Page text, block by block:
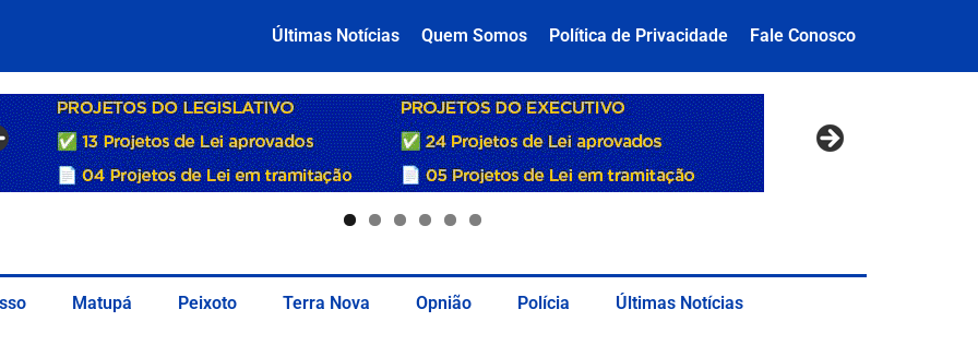
Últimas Notícias Quem Somos Política de Privacidade Fale Conosco
Matupá Peixoto Terra Nova Opnião Polícia Últimas Notícias